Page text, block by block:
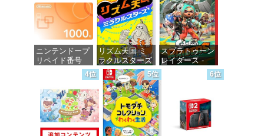
ニンテンドープ
リペイド番号
1000円|オンラ
価格：¥1,000
リズム天国 ミ
ラクルスターズ
-Switch
価格：¥5,645
スプラトゥーン
レイダース -
Switch2
4位 5位 6位